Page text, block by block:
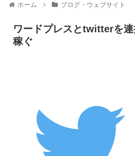
ホーム ブログ・ウェブサイト
ワードプレスとtwitterを
稼ぐ